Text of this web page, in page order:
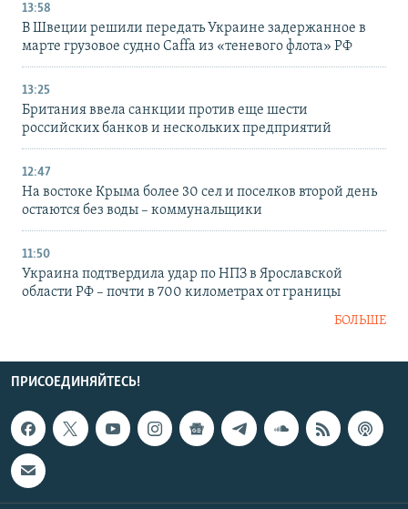
13:58
В Швеции решили передать Украине задержанное в
марте грузовое судно Caffa из «теневого флота» РФ
13:25
Британия ввела санкции против еще шести
российских банков и нескольких предприятий
12:47
На востоке Крыма более 30 сел и поселков второй день
остаются без воды – коммунальщики
11:50
Украина подтвердила удар по НПЗ в Ярославской
области РФ – почти в 700 километрах от границы
БОЛЬШЕ
ПРИСОЕДИНЯЙТЕСЬ!